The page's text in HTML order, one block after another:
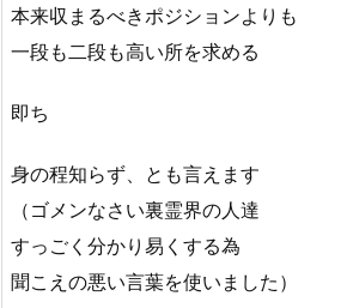
本来収まるべきポジションよりも
一段も二段も高い所を求める
即ち
身の程知らず、とも言えます
（ゴメンなさい裏霊界の人達
すっごく分かり易くする為
聞こえの悪い言葉を使いました）